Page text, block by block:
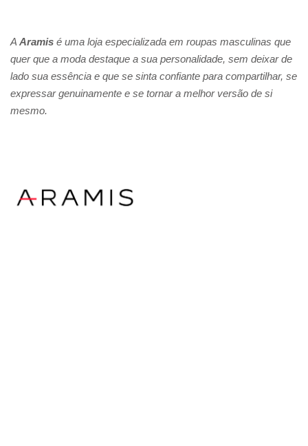
A Aramis é uma loja especializada em roupas masculinas que
quer que a moda destaque a sua personalidade, sem deixar de
lado sua essência e que se sinta confiante para compartilhar, se
expressar genuinamente e se tornar a melhor versão de si
mesmo.